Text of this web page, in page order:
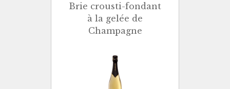
Brie crousti-fondant
à la gelée de
Champagne